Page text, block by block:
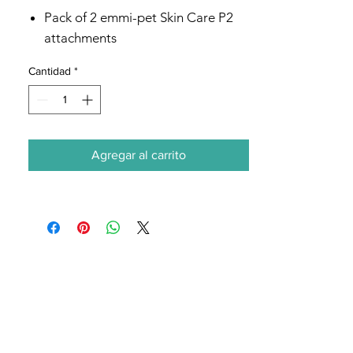
Pack of 2 emmi-pet Skin Care P2
attachments
Cantidad *
Agregar al carrito